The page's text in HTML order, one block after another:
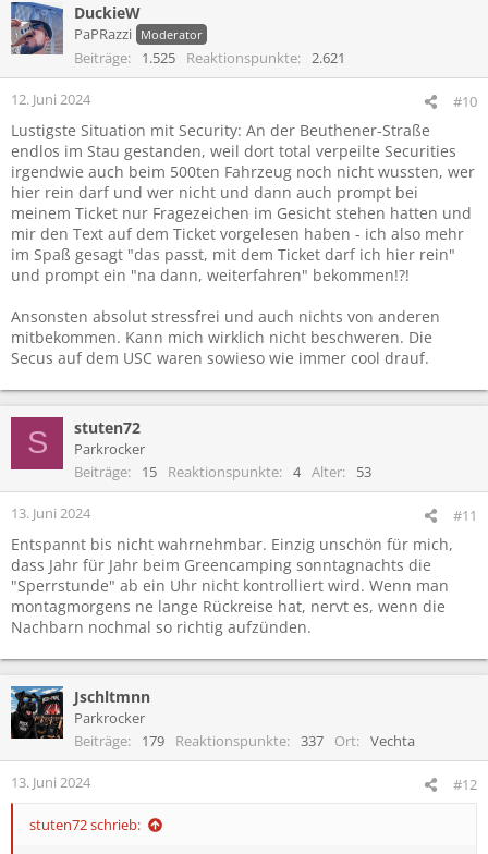
DuckieW
PaPRazzi Moderator
Beiträge 1.525 Reaktionspunkte 2.621
12. Juni 2024 #10
Lustigste Situation mit Security: An der Beuthener-Straße
endlos im Stau gestanden, weil dort total verpeilte Securities
irgendwie auch beim 500ten Fahrzeug noch nicht wussten, wer
hier rein darf und wer nicht und dann auch prompt bei
meinem Ticket nur Fragezeichen im Gesicht stehen hatten und
mir den Text auf dem Ticket vorgelesen haben - ich also mehr
im Spaß gesagt "das passt, mit dem Ticket darf ich hier rein"
und prompt ein "na dann, weiterfahren" bekommen!?!
Ansonsten absolut stressfrei und auch nichts von anderen
mitbekommen. Kann mich wirklich nicht beschweren. Die
Secus auf dem USC waren sowieso wie immer cool drauf.
S stuten72
Parkrocker
Beiträge
15 Reaktionspunkte 4 Alter 53
13. Juni 2024 #11
Entspannt bis nicht wahrnehmbar. Einzig unschön für mich,
dass Jahr für Jahr beim Greencamping sonntagnachts die
"Sperrstunde" ab ein Uhr nicht kontrolliert wird. Wenn man
montagmorgens ne lange Rückreise hat, nervt es, wenn die
Nachbarn nochmal so richtig aufzünden.
Jschltmnn
Parkrocker
Beiträge
179 Reaktionspunkte 337 Ort Vechta
13. Juni 2024 #12
stuten72 schrieb: